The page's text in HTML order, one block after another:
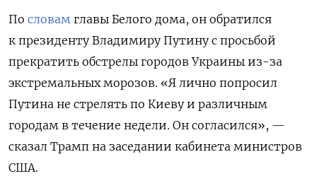
По словам главы Белого дома, он обратился
к президенту Владимиру Путину с просьбой
прекратить обстрелы городов Украины из-за
экстремальных морозов. «Я лично попросил
Путина не стрелять по Киеву и различным
городам в течение недели. Он согласился», —
сказал Трамп на заседании кабинета министров
США.